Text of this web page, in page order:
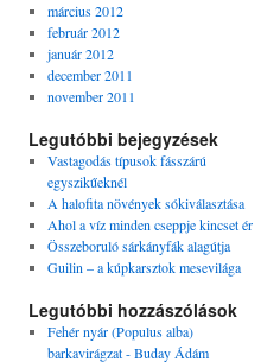
március 2012
február 2012
január 2012
december 2011
november 2011
Legutóbbi bejegyzések
Vastagodás típusok fásszárú
egyszikűeknél
A halofita növények sókiválasztása
Ahol a víz minden cseppje kincset ér
Összeboruló sárkányfák alagútja
Guilin – a kúpkarsztok mesevilága
Legutóbbi hozzászólások
Fehér nyár (Populus alba)
barkavirágzat - Buday Ádám